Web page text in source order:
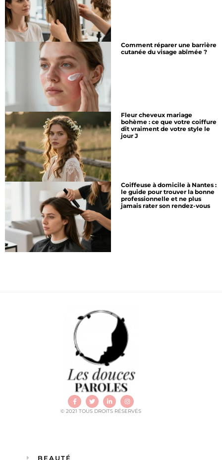
Comment réparer une barrière
cutanée du visage abîmée ?
Fleur cheveux mariage
bohème : ce que votre coiffure
dit vraiment de votre style le
jour J
Coiffeuse à domicile à Nantes :
le guide pour trouver la bonne
professionnelle et ne plus
jamais rater son rendez-vous
© 2021 TOUS DROITS RÉSERVÉS
BEAUTÉ